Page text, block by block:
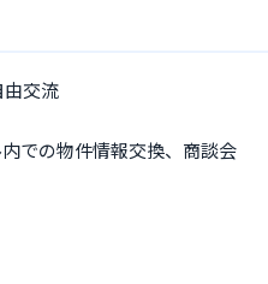
交流
での物件情報交換、商談会